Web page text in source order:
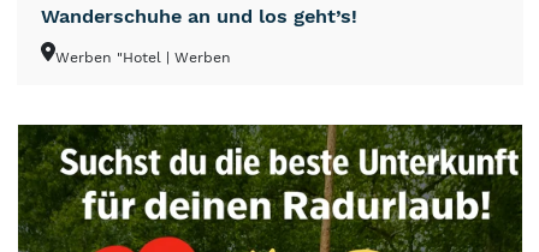
Wanderschuhe an und los geht’s!
Werben "Hotel | Werben